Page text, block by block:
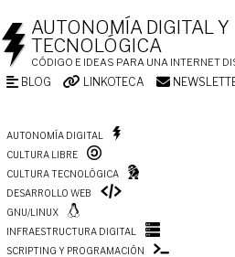
AUTONOMÍA DIGITAL Y
TECNOLÓGICA
CÓDIGO E IDEAS PARA UNA INTERNET
BLOG LINKOTECA
AUTONOMÍA DIGITAL
CULTURA LIBRE
CULTURA TECNOLÓGICA
DESARROLLO WEB
GNU/LINUX
INFRAESTRUCTURA DIGITAL
SCRIPTING Y PROGRAMACIÓN